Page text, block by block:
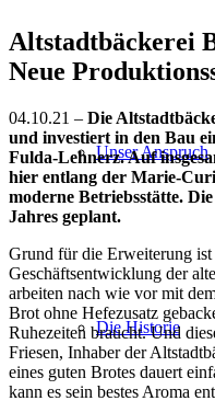
Unser Anspruch
Die Historie
Altstadtbäckerei
Neue
04.10.21 – Die
und investiert in den Bau
Fulda-Lehnerz. Auf
hier entlang der Marie-
moderne Betriebsstätte.
Jahres geplant.
Grund für die Erweiterung
Geschäftsentwicklung der
arbeiten nach wie vor mit
Brot ohne Hefezusatz
Ruhezeiten braucht. Und
Friesen, Inhaber der
eines guten Brotes dauert
kann es sein bestes Aroma